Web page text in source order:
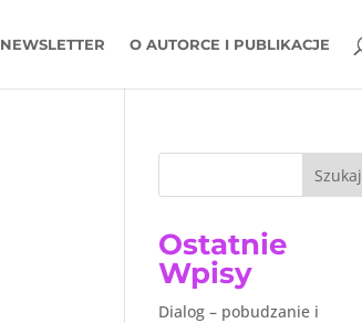
NEWSLETTER O AUTORCE I PUBLIKACJE
Szukaj
Ostatnie
Wpisy
Dialog – pobudzanie i